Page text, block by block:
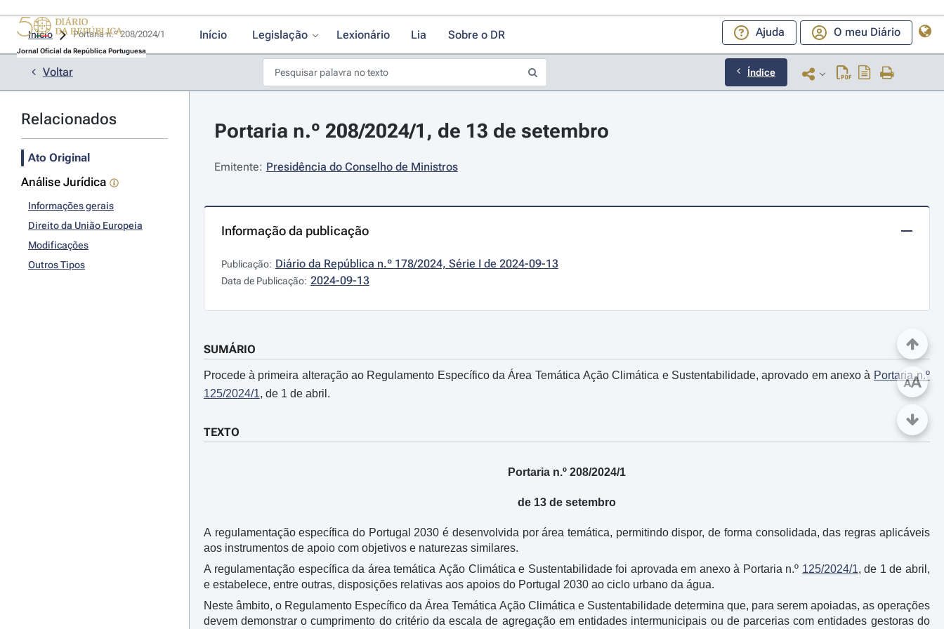
Jornal Oficial da República Portuguesa
Início Legislação Lexionário Lia Sobre o DR Ajuda O meu Diário
Início
Voltar Índice
Relacionados
Ato Original
Análise Jurídica
Informações gerais
Direito da União Europeia
Modificações
Outros Tipos
Portaria n.º 208/2024/1, de 13 de setembro
Emitente: Presidência do Conselho de Ministros
Informação da publicação
Publicação: Diário da República n.º 178/2024, Série I de 2024-09-13
Data de Publicação: 2024-09-13
SUMÁRIO
Procede à primeira alteração ao Regulamento Específico da Área Temática Ação Climática e Sustentabilidade, aprovado em anexo à Portaria n.º
125/2024/1, de 1 de abril.
TEXTO
Portaria n.º 208/2024/1
de 13 de setembro
A regulamentação específica do Portugal 2030 é desenvolvida por área temática, permitindo dispor, de forma consolidada, das regras aplicáveis
aos instrumentos de apoio com objetivos e naturezas similares.
A regulamentação específica da área temática Ação Climática e Sustentabilidade foi aprovada em anexo à Portaria n.º 125/2024/1, de 1 de abril,
e estabelece, entre outras, disposições relativas aos apoios do Portugal 2030 ao ciclo urbano da água.
Neste âmbito, o Regulamento Específico da Área Temática Ação Climática e Sustentabilidade determina que, para serem apoiadas, as operações
devem demonstrar o cumprimento do critério da escala de agregação em entidades intermunicipais ou de parcerias com entidades gestoras do
AA